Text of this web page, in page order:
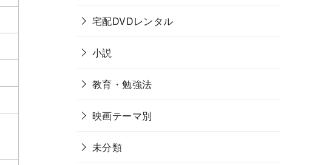
宅配DVDレンタル
小説
教育・勉強法
映画テーマ別
未分類